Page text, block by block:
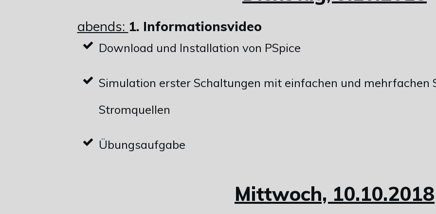
abends: 1. Informationsvideo
Download und Installation von PSpice
Simulation erster Schaltungen mit einfachen und mehrfachen
Stromquellen
Übungsaufgabe
Mittwoch, 10.10.2018